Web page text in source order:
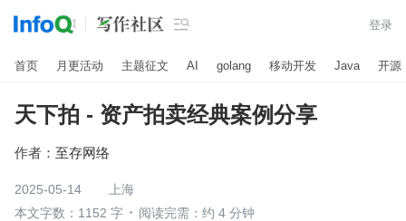
 登录
首页 月更活动 主题征文 AI golang 移动开发 Java 开源
天下拍 - 资产拍卖经典案例分享
作者： 至存网络
2025-05-14
上海
本文字数：1152 字
阅读完需：约 4 分钟